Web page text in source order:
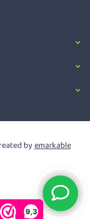
9,3
byemarkable